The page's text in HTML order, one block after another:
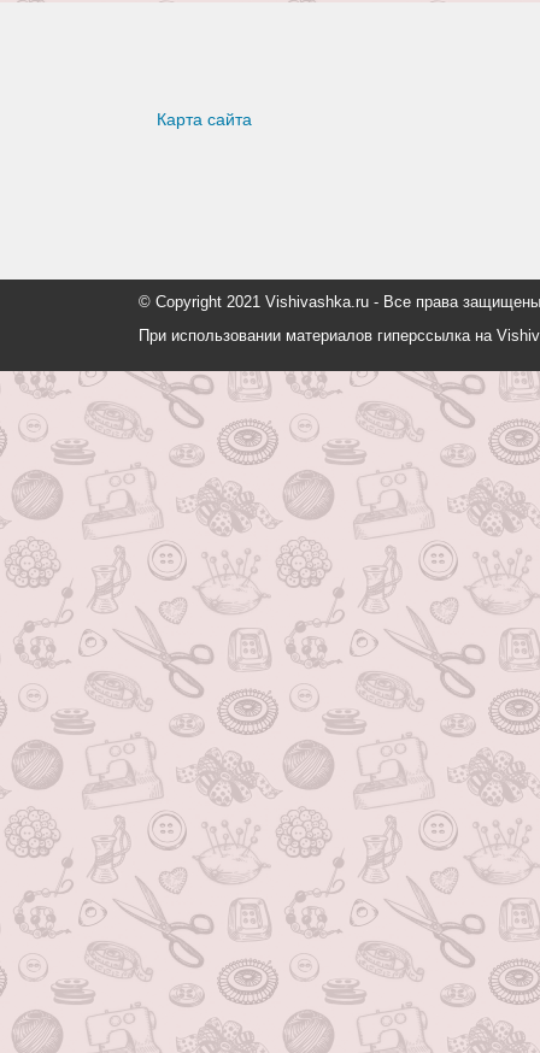
Карта сайта
© Copyright 2021 Vishivashka.ru - Все права
При использовании материалов гиперссылка на